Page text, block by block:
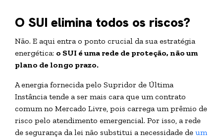
O SUI elimina todos os riscos?
Não. E aqui entra o ponto crucial da sua estratégia
energética: o SUI é uma rede de proteção, não um
plano de longo prazo.
A energia fornecida pelo Supridor de Última
Instância tende a ser mais cara que um contrato
comum no Mercado Livre, pois carrega um prêmio de
risco pelo atendimento emergencial. Por isso, a rede
de segurança da lei não substitui a necessidade de um